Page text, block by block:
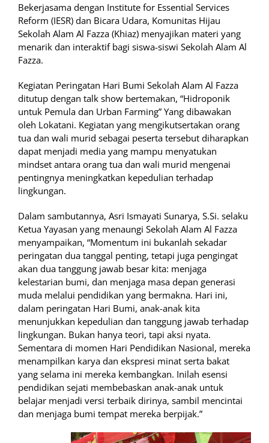
Bekerjasama dengan Institute for Essential Services
Reform (IESR) dan Bicara Udara, Komunitas Hijau
Sekolah Alam Al Fazza (Khiaz) menyajikan materi yang
menarik dan interaktif bagi siswa-siswi Sekolah Alam Al
Fazza.
Kegiatan Peringatan Hari Bumi Sekolah Alam Al Fazza
ditutup dengan talk show bertemakan, “Hidroponik
untuk Pemula dan Urban Farming” Yang dibawakan
oleh Lokatani. Kegiatan yang mengikutsertakan orang
tua dan wali murid sebagai peserta tersebut diharapkan
dapat menjadi media yang mampu menyatukan
mindset antara orang tua dan wali murid mengenai
pentingnya meningkatkan kepedulian terhadap
lingkungan.
Dalam sambutannya, Asri Ismayati Sunarya, S.Si. selaku
Ketua Yayasan yang menaungi Sekolah Alam Al Fazza
menyampaikan, “Momentum ini bukanlah sekadar
peringatan dua tanggal penting, tetapi juga pengingat
akan dua tanggung jawab besar kita: menjaga
kelestarian bumi, dan menjaga masa depan generasi
muda melalui pendidikan yang bermakna. Hari ini,
dalam peringatan Hari Bumi, anak-anak kita
menunjukkan kepedulian dan tanggung jawab terhadap
lingkungan. Bukan hanya teori, tapi aksi nyata.
Sementara di momen Hari Pendidikan Nasional, mereka
menampilkan karya dan ekspresi minat serta bakat
yang selama ini mereka kembangkan. Inilah esensi
pendidikan sejati membebaskan anak-anak untuk
belajar menjadi versi terbaik dirinya, sambil mencintai
dan menjaga bumi tempat mereka berpijak.”